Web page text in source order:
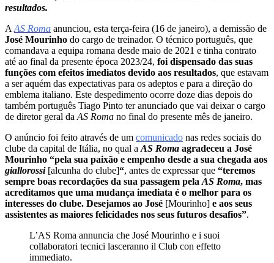
resultados.
A AS Roma anunciou, esta terça-feira (16 de janeiro), a demissão de
José Mourinho do cargo de treinador. O técnico português, que
comandava a equipa romana desde maio de 2021 e tinha contrato
até ao final da presente época 2023/24, foi dispensado das suas
funções com efeitos imediatos devido aos resultados, que estavam
a ser aquém das expectativas para os adeptos e para a direção do
emblema italiano. Este despedimento ocorre doze dias depois do
também português Tiago Pinto ter anunciado que vai deixar o cargo
de diretor geral da AS Roma no final do presente mês de janeiro.
O anúncio foi feito através de um comunicado nas redes sociais do
clube da capital de Itália, no qual a AS Roma agradeceu a José
Mourinho “pela sua paixão e empenho desde a sua chegada aos
giallorossi[alcunha do clube]“, antes de expressar que “teremos
sempre boas recordações da sua passagem pela AS Roma, mas
acreditamos que uma mudança imediata é o melhor para os
interesses do clube. Desejamos ao José [Mourinho] e aos seus
assistentes as maiores felicidades nos seus futuros desafios”.
L’AS Roma annuncia che José Mourinho e i suoi
collaboratori tecnici lasceranno il Club con effetto
immediato.